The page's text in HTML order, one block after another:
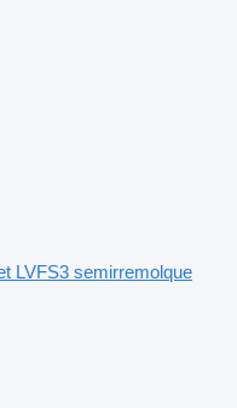
LVFS3 semirremolque